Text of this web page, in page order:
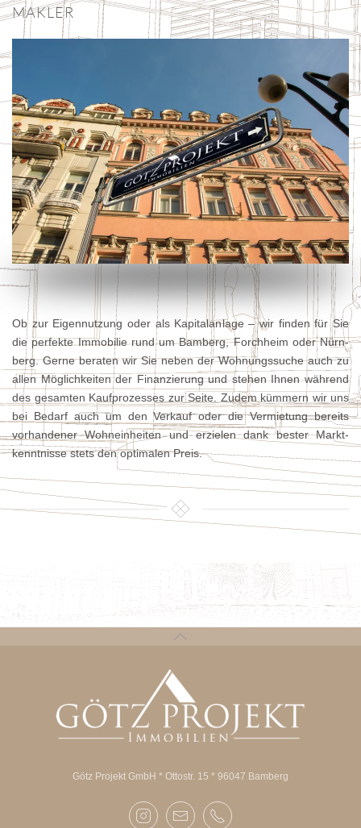
MAKLER
Ob zur Eigen­nutzung oder als Kapital­anlage – wir finden für Sie
die perfekte Immo­bilie rund um Bamberg, Forch­heim oder Nürn­
berg. Gerne beraten wir Sie neben der Woh­nungs­suche auch zu
allen Möglich­keiten der Finan­zierung und stehen Ihnen wäh­rend
des ge­sam­ten Kauf­prozes­ses zur Seite. Zu­dem kümmern wir uns
bei Bedarf auch um den Verkauf oder die Vermie­tung bereits
vorhan­dener Wohn­ein­heiten und erzielen dank bester Markt­
kennt­nisse stets den opti­malen Preis.
Götz Projekt GmbH * Ottostr. 15 * 96047 Bamberg